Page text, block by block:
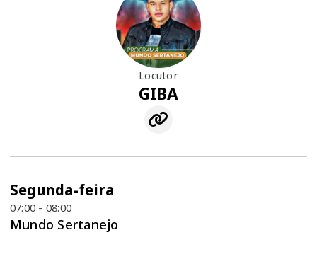
Locutor
GIBA
Segunda-feira
07:00 - 08:00
Mundo Sertanejo